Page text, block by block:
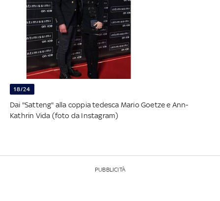
18/24
Dai "Satteng" alla coppia tedesca Mario Goetze e Ann-
Kathrin Vida (foto da Instagram)
PUBBLICITÀ